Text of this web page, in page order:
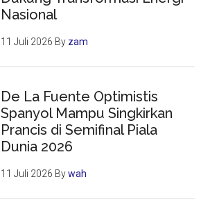
Nasional
11 Juli 2026 By zam
De La Fuente Optimistis
Spanyol Mampu Singkirkan
Prancis di Semifinal Piala
Dunia 2026
11 Juli 2026 Bywah